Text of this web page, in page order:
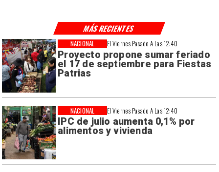
El Viernes Pasado A Las 12:40
Proyecto propone sumar feriado
el 17 de septiembre para Fiestas
Patrias
NACIONAL
El Viernes Pasado A Las 12:40
IPC de julio aumenta 0,1% por
alimentos y vivienda
NACIONAL
MÁS RECIENTES